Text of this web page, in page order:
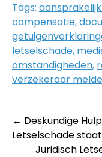
Tags:
compensatie,
letselschade,
omstandigheden,
verzekeraar
Post
← Deskundige
Letselschade
Juridisch